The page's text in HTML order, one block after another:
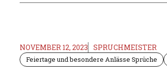
NOVEMBER 12, 2023 SPRUCHMEISTER
Feiertage und besondere Anlässe Sprüche